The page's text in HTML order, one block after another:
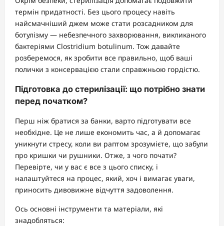
термін придатності. Без цього процесу навіть
найсмачніший джем може стати розсадником для
ботулізму — небезпечного захворювання, викликаного
бактеріями Clostridium botulinum. Тож давайте
розберемося, як зробити все правильно, щоб ваші
полички з консервацією стали справжньою гордістю.
Підготовка до стерилізації: що потрібно знати
перед початком?
Перш ніж братися за банки, варто підготувати все
необхідне. Це не лише економить час, а й допомагає
уникнути стресу, коли ви раптом зрозумієте, що забули
про кришки чи рушники. Отже, з чого почати?
Перевірте, чи у вас є все з цього списку, і
налаштуйтеся на процес, який, хоч і вимагає уваги,
приносить дивовижне відчуття задоволення.
Ось основні інструменти та матеріали, які
знадобляться: